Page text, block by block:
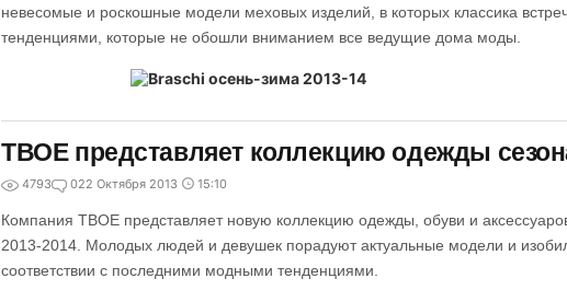
невесомые и роскошные модели меховых изделий, в которых классика
тенденциями, которые не обошли вниманием все ведущие дома моды.
ТВОЕ представляет коллекцию одежды
4793 022 Октября 2013 15:10
Компания ТВОЕ представляет новую коллекцию одежды, обуви и
2013-2014. Молодых людей и девушек порадуют актуальные модели и
соответствии с последними модными тенденциями.